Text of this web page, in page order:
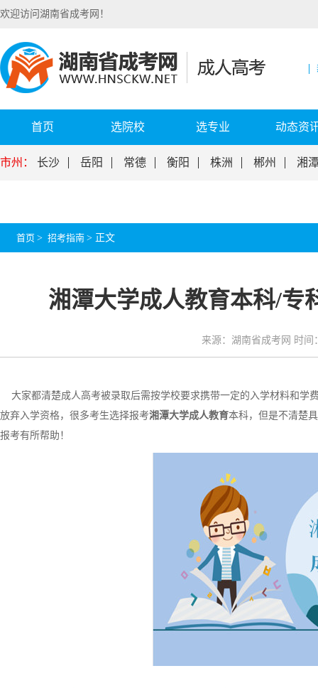
欢迎访问湖南省成考网！
首页 选院校 选专业 动态资
市州： 长沙 岳阳 常德 衡阳 株洲 郴州 湘
首页 > 招考指南 > 正文
湘潭大学成人教育本科/专
来源：湖南省成考网 时间
大家都清楚成人高考被录取后需按学校要求携带一定的入学材料和学
放弃入学资格，很多考生选择报考湘潭大学成人教育本科，但是不清楚
报考有所帮助！